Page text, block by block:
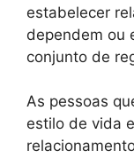
estabelecer
dependem ou
conjunto de
As pessoas
estilo de vida